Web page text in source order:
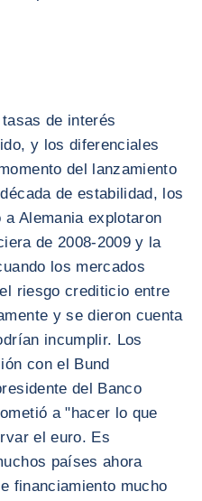
de interés
y los diferenciales
del lanzamiento
de estabilidad, los
Alemania explotaron
de 2008-2009 y la
los mercados
riesgo crediticio entre
y se dieron cuenta
incumplir. Los
con el Bund
del Banco
a "hacer lo que
el euro. Es
países ahora
financiamiento mucho